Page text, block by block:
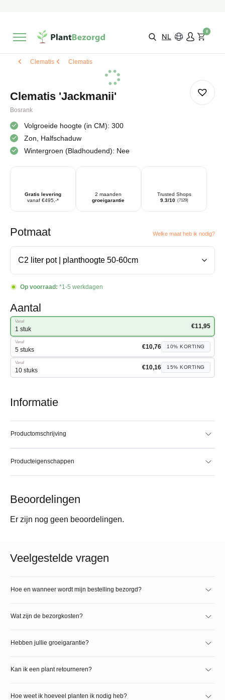
Kies zelf je
bezorgmoment & locatie NL
0
Clematis Clematis
Clematis 'Jackmanii'
Bosrank
Volgroeide hoogte (in CM): 300
Zon, Halfschaduw
Wintergroen (Bladhoudend): Nee
Gratis levering
vanaf €495,-*
2 maanden
groeigarantie
Trusted Shops
9.3/10 (7129)
Potmaat Welke maat heb ik nodig?
Op voorraad: *1-5 werkdagen
Aantal
Vanaf
1 stuk €11,95
Vanaf
5 stuks €10,76 10% KORTING
Vanaf
10 stuks €10,16 15% KORTING
Informatie
Productomschrijving
Producteigenschappen
Beoordelingen
Er zijn nog geen beoordelingen.
Veelgestelde vragen
Hoe en wanneer wordt mijn bestelling bezorgd?
Wat zijn de bezorgkosten?
Hebben jullie groeigarantie?
Kan ik een plant retourneren?
Hoe weet ik hoeveel planten ik nodig heb?